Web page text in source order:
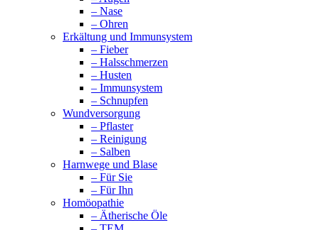
– Nase
– Ohren
Erkältung und Immunsystem
– Fieber
– Halsschmerzen
– Husten
– Immunsystem
– Schnupfen
Wundversorgung
– Pflaster
– Reinigung
– Salben
Harnwege und Blase
– Für Sie
– Für Ihn
Homöopathie
– Ätherische Öle